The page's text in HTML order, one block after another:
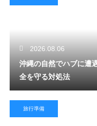
2026.08.06
沖縄の自然でハブに遭
全を守る対処法
旅行準備